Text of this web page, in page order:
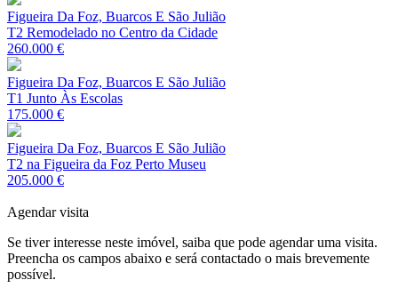
Figueira Da Foz, Buarcos E São Julião
T2 Remodelado no Centro da Cidade
260.000 €
Figueira Da Foz, Buarcos E São Julião
T1 Junto Às Escolas
175.000 €
Figueira Da Foz, Buarcos E São Julião
T2 na Figueira da Foz Perto Museu
205.000 €
Agendar visita
Se tiver interesse neste imóvel, saiba que pode agendar uma visita.
Preencha os campos abaixo e será contactado o mais brevemente
possível.